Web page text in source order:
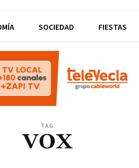
SOCIEDAD FIESTAS
TAG
VOX